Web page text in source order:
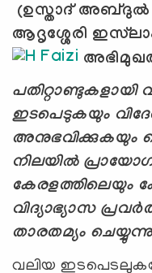
(ഉസ്താദ് അബ്ദുല്‍
ആദൃശ്ശേരി
പതിറ്റാണ്ടുകളായി
ഇടപെടുകയും
അനുഭവിക്കുകയും
നിലയില്‍
കേരളത്തിലെയും
വിദ്യാഭ്യാസ
താരതമ്യം
വലിയ